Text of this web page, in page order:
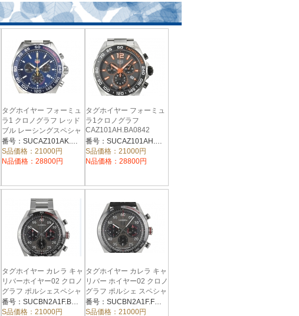
タグホイヤー フォーミュ
ラ1 クロノグラフ レッド
ブル レーシングスペシャ
ル CAZ101AK.BA0842番号：SUCAZ101AK.BA0842
S品価格：21000円
N品価格：28800円
タグホイヤー フォーミュ
ラ1クロノグラフ
CAZ101AH.BA0842
番号：SUCAZ101AH.BA0842
S品価格：21000円
N品価格：28800円
タグホイヤー カレラ キャ
リバーホイヤー02 クロノ
グラフ ポルシェスペシャ
ルエディション
CBN2A1F.BA0643
番号：SUCBN2A1F.BA0643
S品価格：21000円
タグホイヤー カレラ キャ
リバー ホイヤー02 クロノ
グラフ ポルシェ スペシャ
ルエディション
CBN2A1F.FC6492
番号：SUCBN2A1F.FC6492
S品価格：21000円